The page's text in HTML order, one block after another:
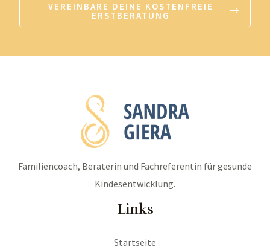
VEREINBARE DEINE KOSTENFREIE
ERSTBERATUNG
Familiencoach, Beraterin und Fachreferentin für gesunde
Kindesentwicklung.
Links
Startseite